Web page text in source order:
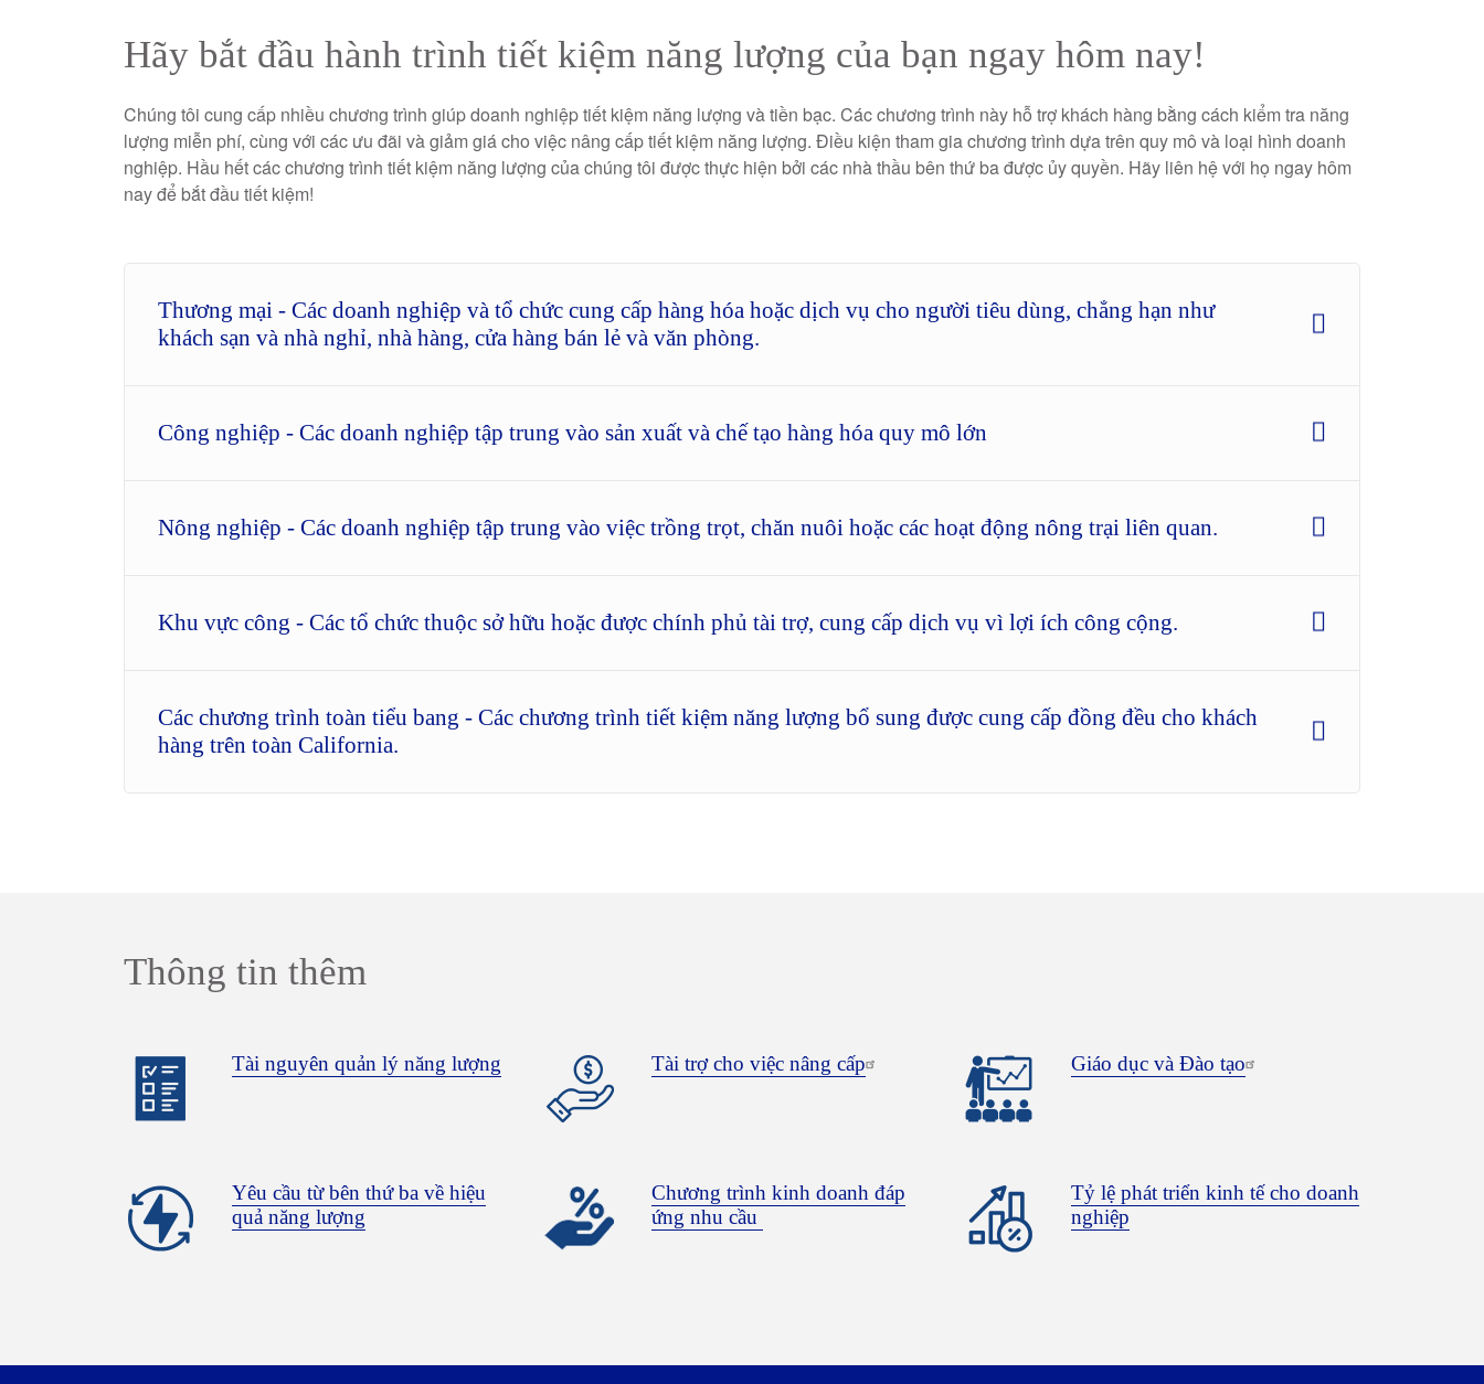
Hãy bắt đầu hành trình tiết kiệm năng lượng của bạn ngay hôm nay!
Chúng tôi cung cấp nhiều chương trình giúp doanh nghiệp tiết kiệm năng lượng và tiền bạc. Các chương trình này hỗ trợ khách hàng bằng cách kiểm tra năng
lượng miễn phí, cùng với các ưu đãi và giảm giá cho việc nâng cấp tiết kiệm năng lượng. Điều kiện tham gia chương trình dựa trên quy mô và loại hình doanh
nghiệp. Hầu hết các chương trình tiết kiệm năng lượng của chúng tôi được thực hiện bởi các nhà thầu bên thứ ba được ủy quyền. Hãy liên hệ với họ ngay hôm
nay để bắt đầu tiết kiệm!
Thương mại - Các doanh nghiệp và tổ chức cung cấp hàng hóa hoặc dịch vụ cho người tiêu dùng, chẳng hạn như
khách sạn và nhà nghỉ, nhà hàng, cửa hàng bán lẻ và văn phòng.
Công nghiệp - Các doanh nghiệp tập trung vào sản xuất và chế tạo hàng hóa quy mô lớn
Nông nghiệp - Các doanh nghiệp tập trung vào việc trồng trọt, chăn nuôi hoặc các hoạt động nông trại liên quan.
Khu vực công - Các tổ chức thuộc sở hữu hoặc được chính phủ tài trợ, cung cấp dịch vụ vì lợi ích công cộng.
Các chương trình toàn tiểu bang - Các chương trình tiết kiệm năng lượng bổ sung được cung cấp đồng đều cho khách
hàng trên toàn California.
Thông tin thêm
Tài nguyên quản lý năng lượng Tài trợ cho việc nâng cấp Giáo dục và Đào tạo
Yêu cầu từ bên thứ ba về hiệu
quả năng lượng
Chương trình kinh doanh đáp
ứng nhu cầu
Tỷ lệ phát triển kinh tế cho doanh
nghiệp